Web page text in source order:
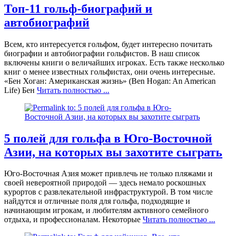
Топ-11 гольф-биографий и
автобиографий
Всем, кто интересуется гольфом, будет интересно почитать
биографии и автобиографии гольфистов. В наш список
включены книги о величайших игроках. Есть также несколько
книг о менее известных гольфистах, они очень интересные.
«Бен Хоган: Американская жизнь» (Ben Hogan: An American
Life) Бен Читать полностью ...
5 полей для гольфа в Юго-Восточной
Азии, на которых вы захотите сыграть
Юго-Восточная Азия может привлечь не только пляжами и
своей невероятной природой — здесь немало роскошных
курортов с развлекательной инфраструктурой. В том числе
найдутся и отличные поля для гольфа, подходящие и
начинающим игрокам, и любителям активного семейного
отдыха, и профессионалам. Некоторые Читать полностью ...